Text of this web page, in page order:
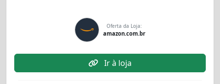
Oferta da Loja:
amazon.com.br
Ir à loja